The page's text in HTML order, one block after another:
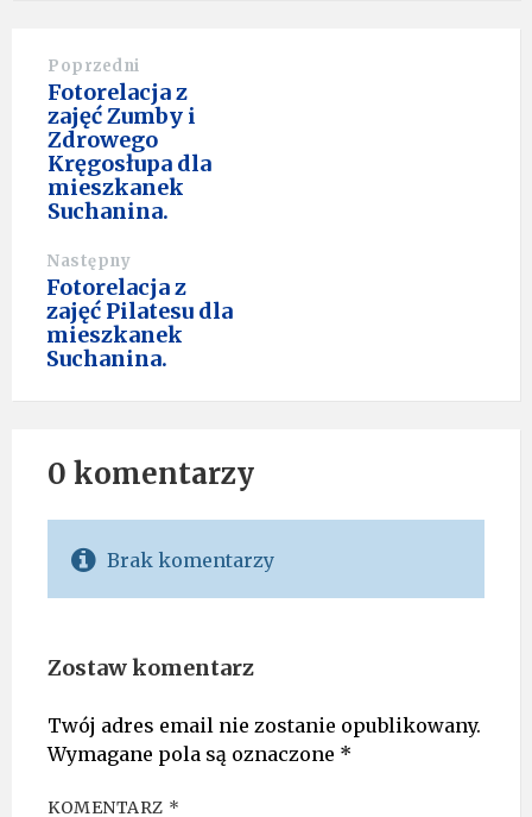
Poprzedni
Fotorelacja z
zajęć Zumby i
Zdrowego
Kręgosłupa dla
mieszkanek
Suchanina.
Następny
Fotorelacja z
zajęć Pilatesu dla
mieszkanek
Suchanina.
0 komentarzy
Brak komentarzy
Zostaw komentarz
Twój adres email nie zostanie opublikowany.
Wymagane pola są oznaczone *
KOMENTARZ *